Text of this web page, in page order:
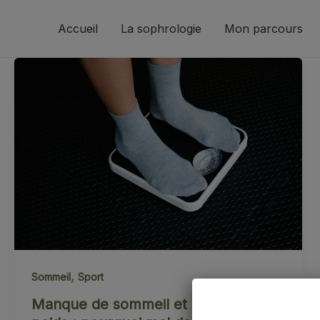
Accueil La sophrologie Mon parcours
Sommeil, Sport
Manque de sommeil et perte de